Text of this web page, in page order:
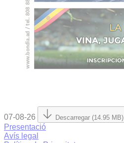
07-08-26 Descarregar (14.95 MB)
Presentació
Avís legal